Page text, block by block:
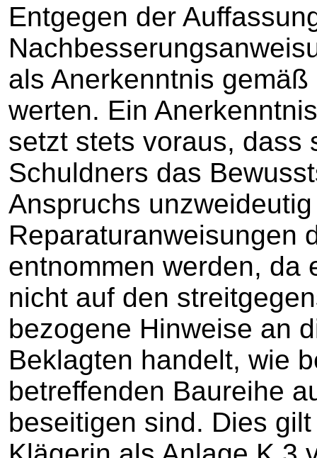
Entgegen der
als Anerkenntnis
werten. Ein
setzt stets voraus, dass
Schuldners das
Anspruchs
Reparaturanweisungen
entnommen werden, da
nicht auf den
bezogene Hinweise an
Beklagten handelt, wie
betreffenden Baureihe
beseitigen sind. Dies